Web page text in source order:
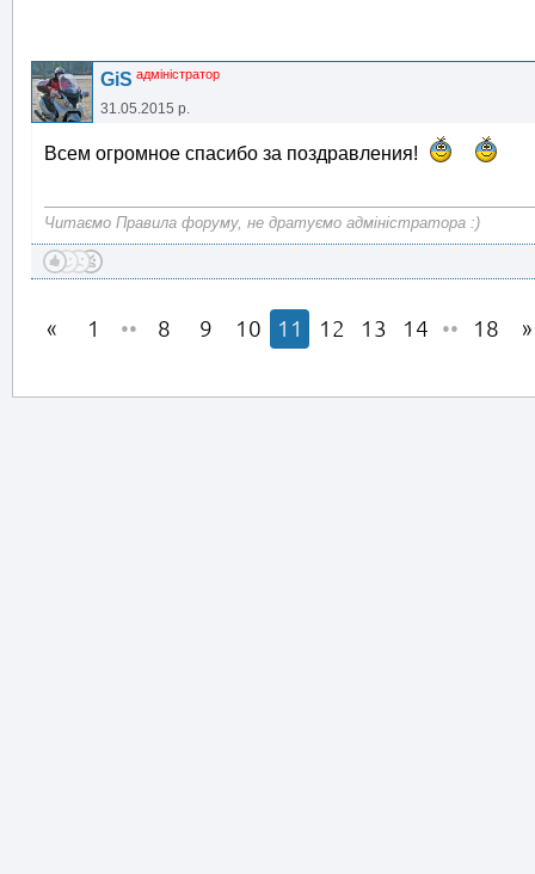
GiS адміністратор
31.05.2015 р.
Всем огромное спасибо за поздравления!
Читаємо Правила форуму, не дратуємо адміністратора :)
1 •• 8 9 10 11 12 13 14 •• 18